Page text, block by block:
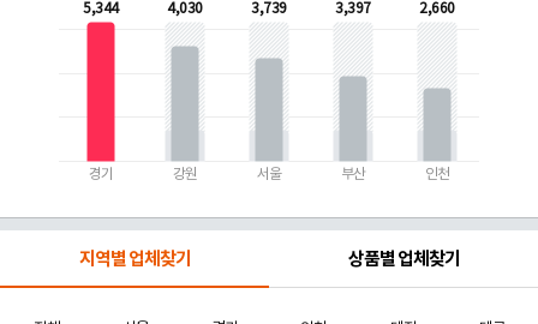
5,344
경기
4,030
강원
3,739
서울
3,397
부산
2,660
인천
지역별 업체찾기 상품별 업체찾기